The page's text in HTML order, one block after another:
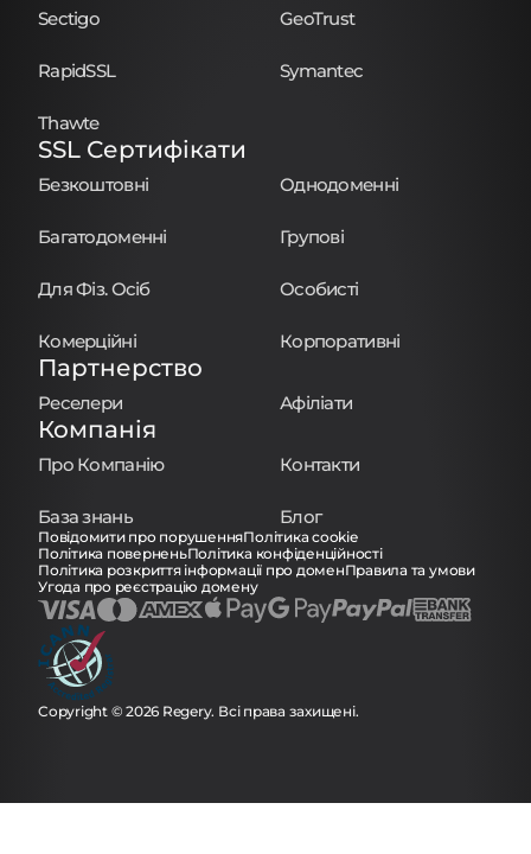
Sectigo GeoTrust
RapidSSL Symantec
Thawte
SSL Сертифікати
Безкоштовні Однодоменні
Багатодоменні Групові
Для Фіз. Осіб Особисті
Комерційні Корпоративні
Партнерство
Реселери Афіліати
Компанія
Про Компанію Контакти
База знань Блог
Повідомити про порушенняПолітика cookie
Політика поверненьПолітика конфіденційності
Політика розкриття інформації про доменПравила та умови
Угода про реєстрацію домену
Copyright © 2026 Regery. Всі права захищені.